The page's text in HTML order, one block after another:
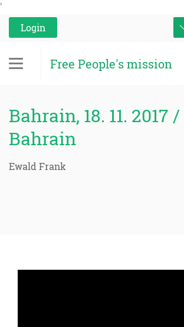
'
Login
Free People's mission
Bahrain, 18. 11. 2017 /
Bahrain
Ewald Frank